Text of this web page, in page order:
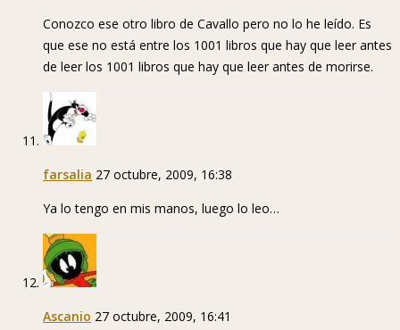
Conozco ese otro libro de Cavallo pero no lo he leído. Es
que ese no está entre los 1001 libros que hay que leer antes
de leer los 1001 libros que hay que leer antes de morirse.
farsalia 27 octubre, 2009, 16:38
Ya lo tengo en mis manos, luego lo leo…
Ascanio 27 octubre, 2009, 16:41